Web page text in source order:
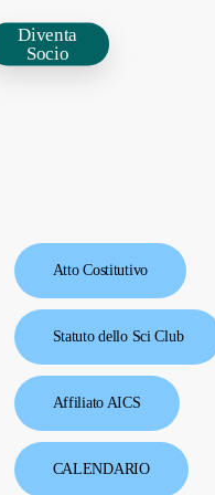
Diventa
Socio
Atto Costitutivo
Statuto dello Sci Club
Affiliato AICS
CALENDARIO